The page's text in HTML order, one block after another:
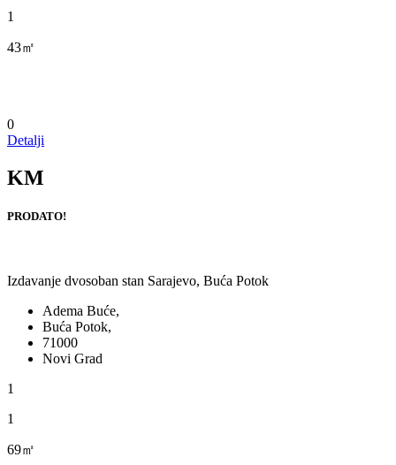
1
43㎡
0
Detalji
KM
PRODATO!
Izdavanje dvosoban stan Sarajevo, Buća Potok
Adema Buće,
Buća Potok,
71000
Novi Grad
1
1
69㎡